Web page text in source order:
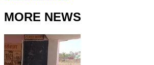
MORE NEWS